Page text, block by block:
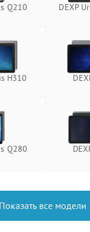
Q210 DEXP
H310
Q280
Показать все модели